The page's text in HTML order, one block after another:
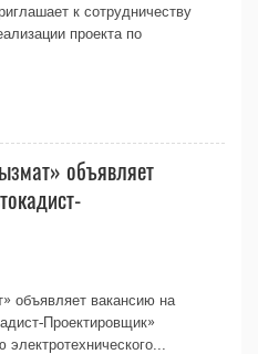
к сотрудничеству
проекта по
объявляет
объявляет вакансию на
Проектировщик»
электротехнического...